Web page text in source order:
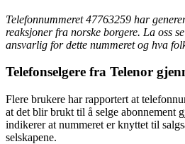
Telefonnummeret 47763259 har
reaksjoner fra norske borgere. La oss
ansvarlig for dette nummeret og hva
Telefonselgere fra Telenor
Flere brukere har rapportert at
at det blir brukt til å selge abonnement
indikerer at nummeret er knyttet til
selskapene.